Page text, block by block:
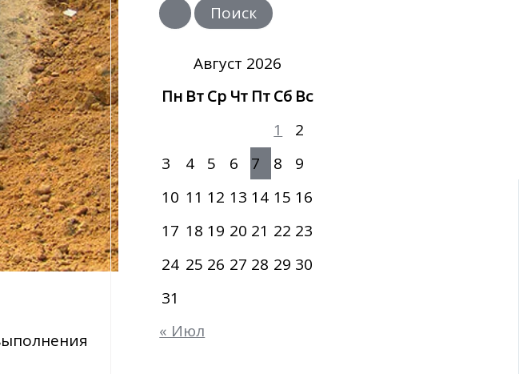
и
с
Август 2026
Пн ВтСр Чт ПтСб Вс
1
2
3
4 5 6 7 8
9
10 11 12 13 14 15 16
17 18 19 20 21 22 23
24 25 26 27 28 29 30
31
« Июл